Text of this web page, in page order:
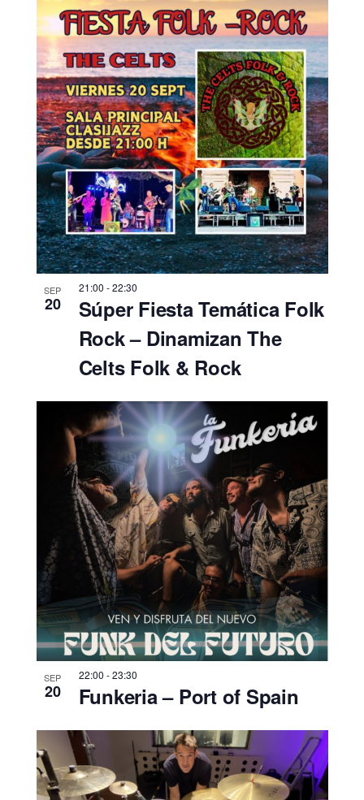
SEP
20
21:00 -22:30
Súper Fiesta Temática Folk
Rock – Dinamizan The
Celts Folk & Rock
SEP
20
22:00 -23:30
Funkeria – Port of Spain